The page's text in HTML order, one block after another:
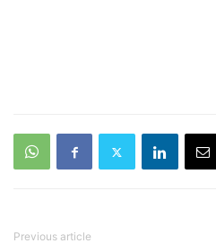
Previous article